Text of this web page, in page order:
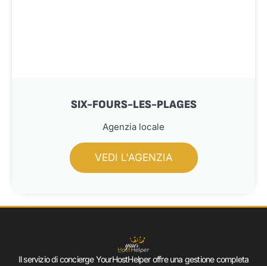
SIX-FOURS-LES-PLAGES
Agenzia locale
VEDI L'AGENZIA
Il servizio di concierge YourHostHelper offre una gestione completa